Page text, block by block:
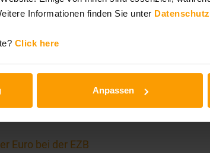
Informationen finden Sie unter Datenschutz
Click here
Anpassen
Mindset und Methoden
für einen CFO
Euro bei der EZB